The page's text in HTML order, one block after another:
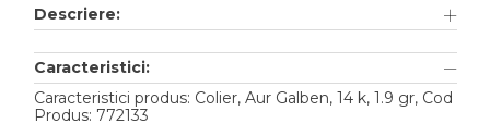
Aur alb
Aur roz
Descriere:
Caracteristici:
Caracteristici produs: Colier, Aur Galben, 14 k, 1.9 gr, Cod
Produs: 772133